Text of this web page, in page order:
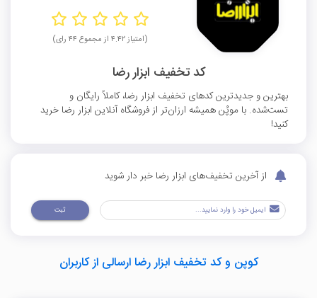
(امتیاز ۴.۴۲ از مجموع ۴۴ رای)
کد تخفیف ابزار رضا
بهترین و جدیدترین کدهای تخفیف ابزار رضا، کاملاً رایگان و
تست‌شده. با موپُن همیشه ارزان‌تر از فروشگاه آنلاین ابزار رضا خرید
کنید!
از آخرین تخفیف‌های ابزار رضا خبر دار شوید
ثبت
کوپن و کد تخفیف ابزار رضا ارسالی از کاربران